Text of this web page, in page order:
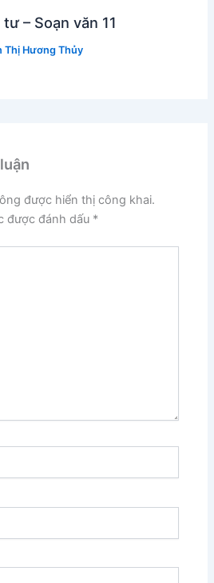
– Soạn văn 11
Thị Hương Thủy
được hiển thị công khai.
được đánh dấu *